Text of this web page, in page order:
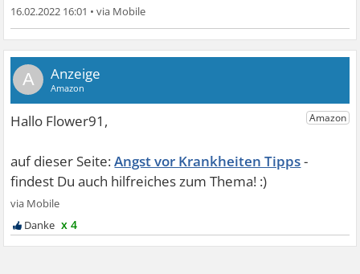
16.02.2022 16:01 •
A
Angst vor Krankheiten Tipps
x 4